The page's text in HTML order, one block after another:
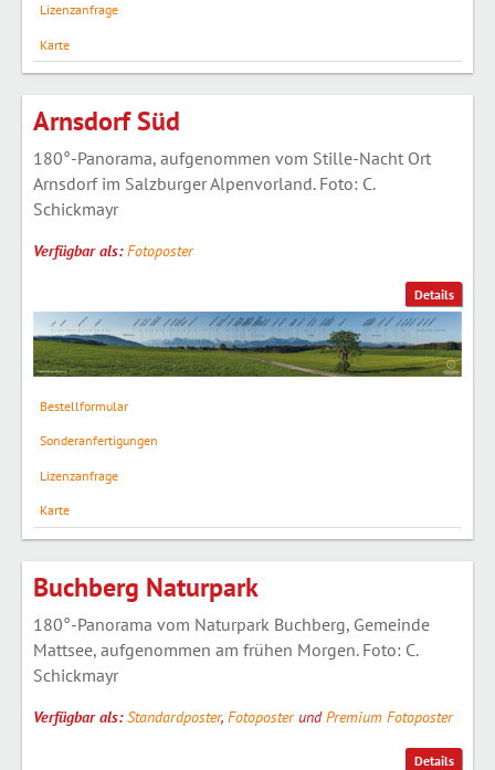
Lizenzanfrage
Karte
Details
Arnsdorf Süd
180°-Panorama, aufgenommen vom Stille-Nacht Ort
Arnsdorf im Salzburger Alpenvorland. Foto: C.
Schickmayr
Verfügbar als:Fotoposter
Bestellformular
Sonderanfertigungen
Lizenzanfrage
Karte
Details
Buchberg Naturpark
180°-Panorama vom Naturpark Buchberg, Gemeinde
Mattsee, aufgenommen am frühen Morgen. Foto: C.
Schickmayr
Verfügbar als:Standardposter, FotoposterundPremium Fotoposter